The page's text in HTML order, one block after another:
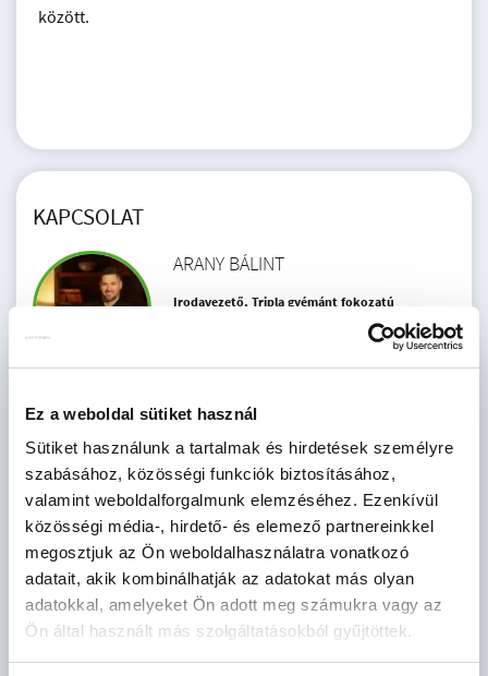
Ez a weboldal sütiket használ
Sütiket használunk a tartalmak és hirdetések személyre
szabásához, közösségi funkciók biztosításához,
valamint weboldalforgalmunk elemzéséhez. Ezenkívül
közösségi média-, hirdető- és elemező partnereinkkel
megosztjuk az Ön weboldalhasználatra vonatkozó
adatait, akik kombinálhatják az adatokat más olyan
adatokkal, amelyeket Ön adott meg számukra vagy az
Ön által használt más szolgáltatásokból gyűjtöttek.
között.
KAPCSOLAT
ARANY BÁLINT
Irodavezető, Tripla gyémánt fokozatú
Érdekel az OTP Bank kedvezményes lakáshitel ajánlata? *